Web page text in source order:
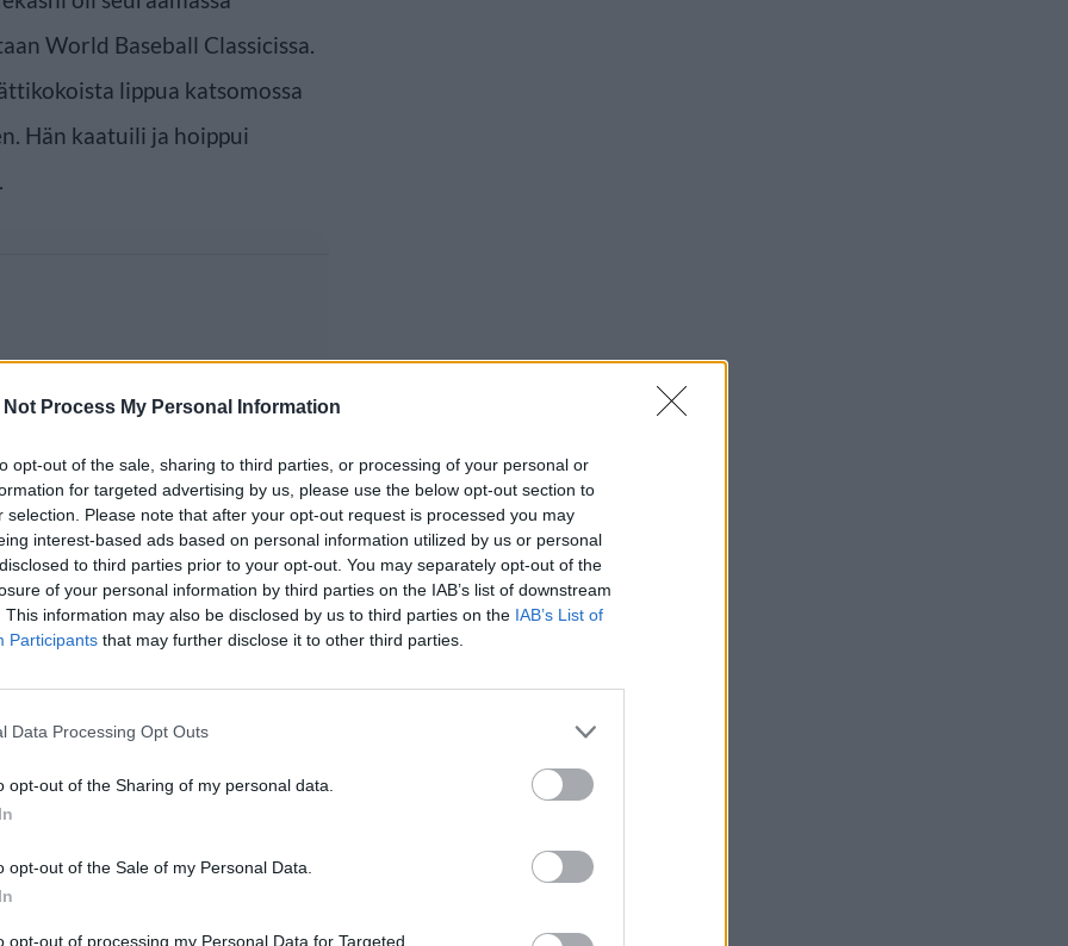
Not Process My Personal Information
opt-out of the sale, sharing to third parties, or processing of your personal or
for targeted advertising by us, please use the below opt-out section to
selection. Please note that after your opt-out request is processed you may
interest-based ads based on personal information utilized by us or personal
to third parties prior to your opt-out. You may separately opt-out of the
of your personal information by third parties on the IAB’s list of downstream
This information may also be disclosed by us to third parties on the IAB’s List of
Participants that may further disclose it to other third parties.
Data Processing Opt Outs
opt-out of the Sharing of my personal data.
opt-out of the Sale of my Personal Data.
opt-out of processing my Personal Data for Targeted
World Baseball Classicissa.
lippua katsomossa
Hän kaatuili ja hoippui